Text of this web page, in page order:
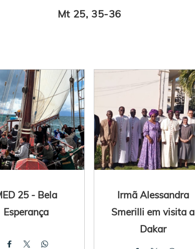
Mt 25, 35-36
25 - Bela
Esperança
Irmã Alessandra
Smerilli em visita a
Dakar